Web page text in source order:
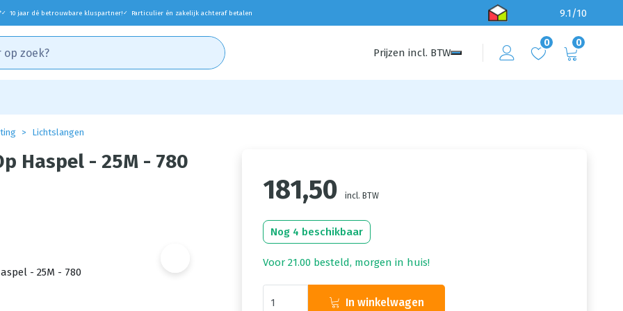
✓ 10 jaar dé betrouwbare kluspartner! ✓ Particulier én zakelijk achteraf betalen 9.1/10
Prijzen incl. BTW
0 0
Lichtslangen
Haspel - 25M - 780
181,50 incl. BTW
Nog 4 beschikbaar
Voor 21.00 besteld, morgen in huis!
In winkelwagen